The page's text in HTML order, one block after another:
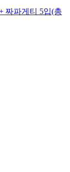
짜파게티 5입(총